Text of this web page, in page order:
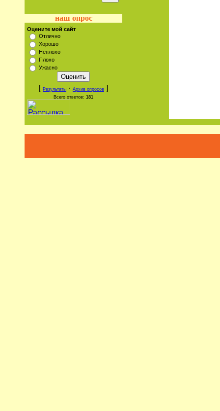
наш опрос
Оцените мой сайт
Отлично
Хорошо
Неплохо
Плохо
Ужасно
[ Результаты · Архив опросов ]
Всего ответов: 181